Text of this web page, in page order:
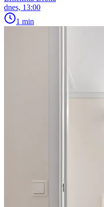
dnes, 13:00
1 min